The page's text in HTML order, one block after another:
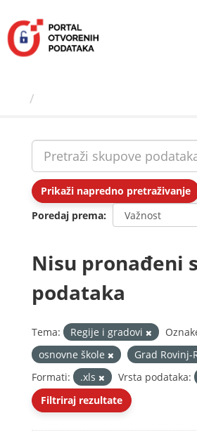
sadržaj
Prikaži napredno pretraživanje
Poredaj prema
Nisu pronađeni
podataka
Tema: Regije i gradovi
osnovne škole
Grad Rovinj-
Formati:
.xls Vrsta podataka:
Filtriraj rezultate